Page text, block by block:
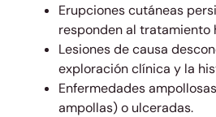
Erupciones cutáneas
responden al tratamiento
Lesiones de causa
exploración clínica y la
Enfermedades
ampollas) o ulceradas.